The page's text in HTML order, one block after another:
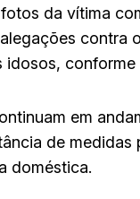
da vítima
contra
conforme
em
de medidas
doméstica.